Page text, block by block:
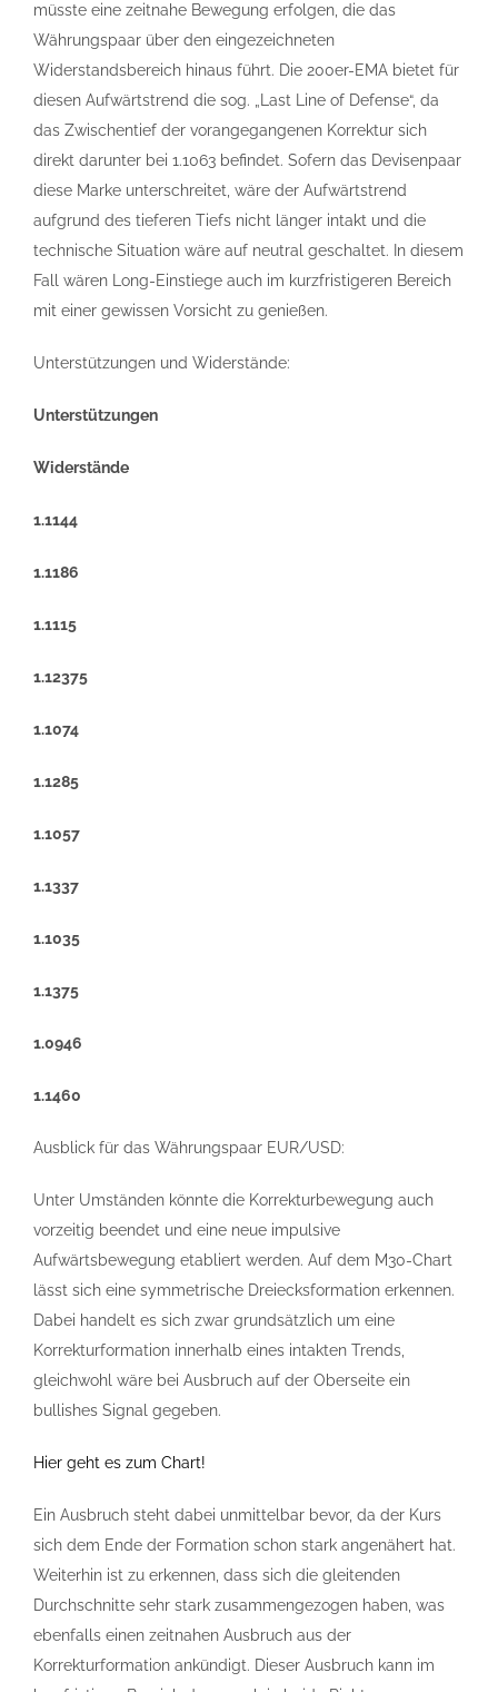
müsste eine zeitnahe Bewegung erfolgen, die das
Währungspaar über den eingezeichneten
Widerstandsbereich hinaus führt. Die 200er-EMA bietet für
diesen Aufwärtstrend die sog. „Last Line of Defense“, da
das Zwischentief der vorangegangenen Korrektur sich
direkt darunter bei 1.1063 befindet. Sofern das Devisenpaar
diese Marke unterschreitet, wäre der Aufwärtstrend
aufgrund des tieferen Tiefs nicht länger intakt und die
technische Situation wäre auf neutral geschaltet. In diesem
Fall wären Long-Einstiege auch im kurzfristigeren Bereich
mit einer gewissen Vorsicht zu genießen.
Unterstützungen und Widerstände:
Unterstützungen
Widerstände
1.1144
1.1186
1.1115
1.12375
1.1074
1.1285
1.1057
1.1337
1.1035
1.1375
1.0946
1.1460
Ausblick für das Währungspaar EUR/USD:
Unter Umständen könnte die Korrekturbewegung auch
vorzeitig beendet und eine neue impulsive
Aufwärtsbewegung etabliert werden. Auf dem M30-Chart
lässt sich eine symmetrische Dreiecksformation erkennen.
Dabei handelt es sich zwar grundsätzlich um eine
Korrekturformation innerhalb eines intakten Trends,
gleichwohl wäre bei Ausbruch auf der Oberseite ein
bullishes Signal gegeben.
Hier geht es zum Chart!
Ein Ausbruch steht dabei unmittelbar bevor, da der Kurs
sich dem Ende der Formation schon stark angenähert hat.
Weiterhin ist zu erkennen, dass sich die gleitenden
Durchschnitte sehr stark zusammengezogen haben, was
ebenfalls einen zeitnahen Ausbruch aus der
Korrekturformation ankündigt. Dieser Ausbruch kann im